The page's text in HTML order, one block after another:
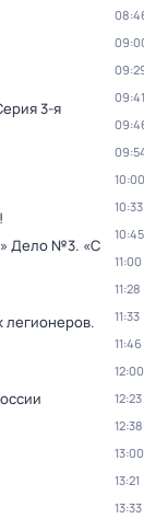
3-я
Дело №3. «С
легионеров.
09:41
10:00
10:33
10:45
11:00
11:28
11:33
11:46
12:00
12:23
12:38
13:00
13:21
13:33